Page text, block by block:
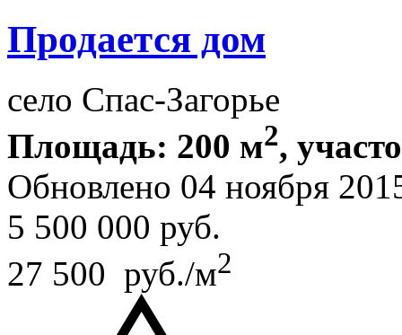
Продается дом
село Спас-Загорье
Площадь: 200 м2,
Обновлено 04 ноября
5 500 000 руб.
27 500 руб./м2